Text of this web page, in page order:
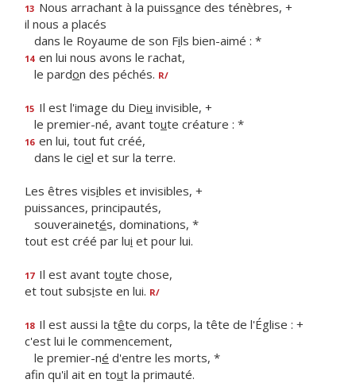
13 Nous arrachant à la puissance des ténèbres, +
il nous a placés
dans le Royaume de son Fils bien-aimé : *
14 en lui nous avons le rachat,
le pardon des péchés. R/
15 Il est l'image du Dieu invisible, +
le premier-né, avant toute créature : *
16 en lui, tout fut créé,
dans le ciel et sur la terre.
Les êtres visibles et invisibles, +
puissances, principautés,
souverainetés, dominations, *
tout est créé par lui et pour lui.
17 Il est avant toute chose,
et tout subsiste en lui. R/
18 Il est aussi la tête du corps, la tête de l'Église : +
c'est lui le commencement,
le premier-né d'entre les morts, *
afin qu'il ait en tout la primauté.